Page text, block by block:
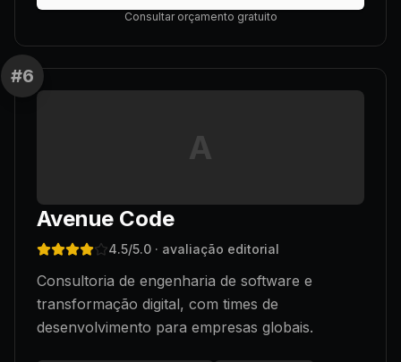
Consultar orçamento gratuito
#6
A
Avenue Code
4.5/5.0 · avaliação editorial
Consultoria de engenharia de software e
transformação digital, com times de
desenvolvimento para empresas globais.